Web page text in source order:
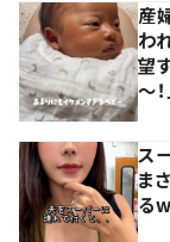
産
わ
望
～！
ス
ま
る